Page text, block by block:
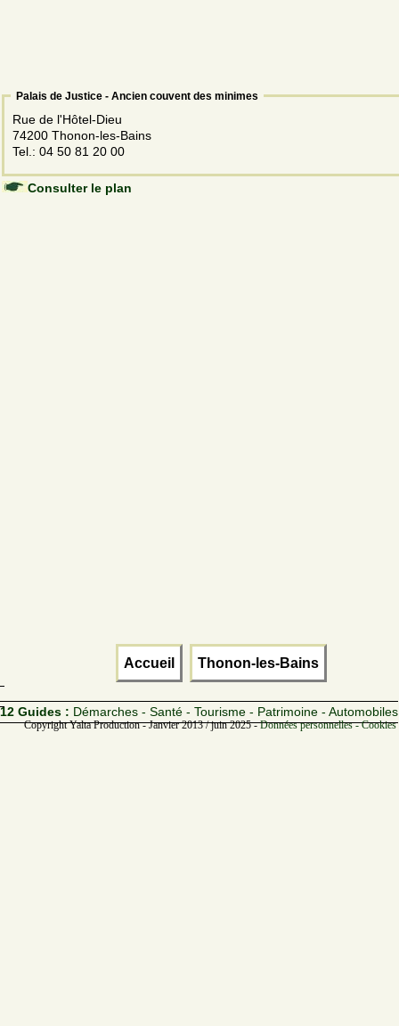
Palais de Justice - Ancien couvent des minimes
Rue de l'Hôtel-Dieu
74200 Thonon-les-Bains
Tel.: 04 50 81 20 00
Consulter le plan
Accueil Thonon-les-Bains
12 Guides : Démarches - Santé - Tourisme - Patrimoine - Automobiles
Copyright Yalta Production - Janvier 2013 / juin 2025 -Données personnelles -